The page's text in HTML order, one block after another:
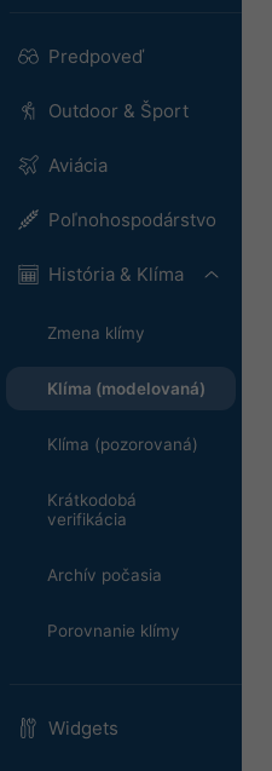
Predpoveď
Outdoor & Šport
Aviácia
Poľnohospodárstvo
História & Klíma
Zmena klímy
Klíma (modelovaná)
Klíma (pozorovaná)
Krátkodobá
verifikácia
Archív počasia
Porovnanie klímy
Widgets